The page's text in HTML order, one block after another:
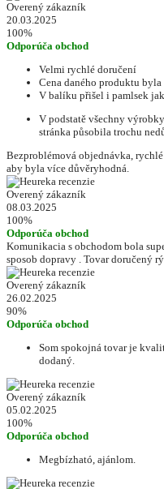
Overený zákazník
20.03.2025
100%
Odporúča obchod
Velmi rychlé doručení
Cena daného produktu
V balíku přišel i pamlsek
V podstatě všechny
stránka působila trochu
Bezproblémová objednávka,
aby byla více důvěryhodná.
Overený zákazník
08.03.2025
100%
Odporúča obchod
Komunikacia s obchodom bola
sposob dopravy . Tovar doručený
Overený zákazník
26.02.2025
90%
Odporúča obchod
Som spokojná tovar je
dodaný.
Overený zákazník
05.02.2025
100%
Odporúča obchod
Megbízható, ajánlom.